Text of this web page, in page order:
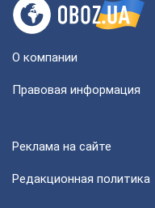
О компании
Правовая информация
Реклама на сайте
Редакционная политика